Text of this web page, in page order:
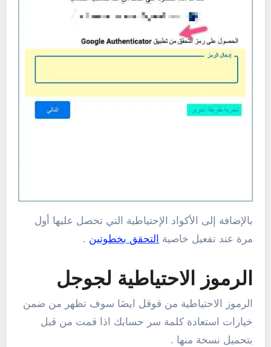
بالإضافة إلى الأكواد الإحتياطية التي تحصل عليها أول
مرة عند تفعيل خاصية
التحقق بخطوتين .
الرموز الاحتياطية لجوجل
الرموز الاحتياطية من قوقل ايضَا سوف تظهر من ضمن
خيارات استعادة كلمة سر حسابك اذا قمت من قبل
بتحميل نسخة منها .